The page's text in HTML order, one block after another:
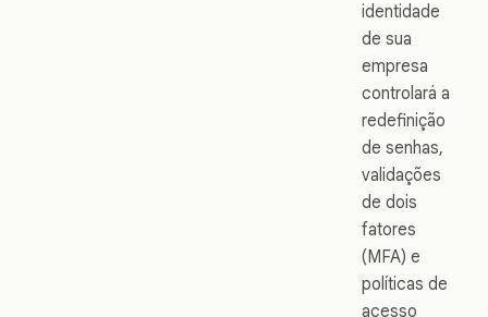
identidade
de sua
empresa
controlará a
redefinição
de senhas,
validações
de dois
fatores
(MFA) e
políticas de
acesso